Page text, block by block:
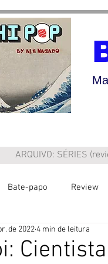
ARQUIVO: SÉRIES
Bate-papo Review
de 20224 min de leitura